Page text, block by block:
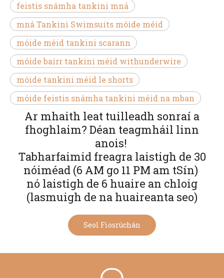
feistis snámha tankini mná
mná Tankini Swimsuits móide méid
móide méid tankini scarann
móide bairr tankini méid withunderwire
móide tankini méid le shorts
móide feistis snámha tankini méid na mban
Ar mhaith leat tuilleadh sonraí a
fhoghlaim? Déan teagmháil linn
anois!
Tabharfaimid freagra laistigh de 30
nóiméad (6 AM go 11 PM am tSín)
nó laistigh de 6 huaire an chloig
(lasmuigh de na huaireanta seo)
Seol Fiosrúchán